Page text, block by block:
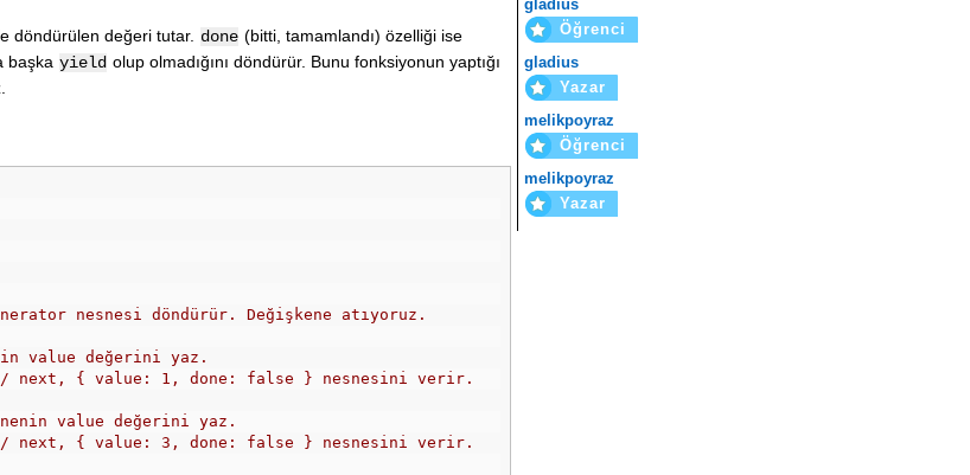
döndürülen değeri tutar. done (bitti, tamamlandı) özelliği ise
başka yield olup olmadığını döndürür. Bunu fonksiyonun yaptığı
nesnesi döndürür. Değişkene atıyoruz.
value değerini yaz.
next, { value: 1, done: false } nesnesini verir.
value değerini yaz.
next, { value: 3, done: false } nesnesini verir.
gladius
Öğrenci
gladius
Yazar
melikpoyraz
Öğrenci
melikpoyraz
Yazar